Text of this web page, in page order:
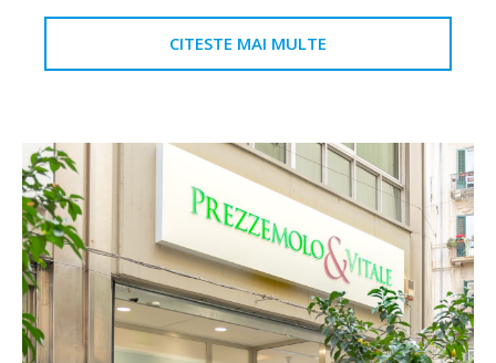
CITESTE MAI MULTE